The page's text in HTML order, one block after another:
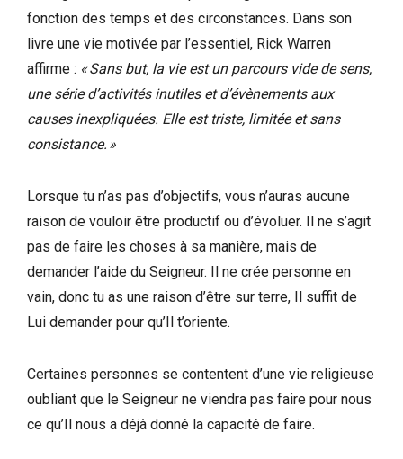
fonction des temps et des circonstances. Dans son
livre une vie motivée par l’essentiel, Rick Warren
affirme : « Sans but, la vie est un parcours vide de sens,
une série d’activités inutiles et d’évènements aux
causes inexpliquées. Elle est triste, limitée et sans
consistance. »
Lorsque tu n’as pas d’objectifs, vous n’auras aucune
raison de vouloir être productif ou d’évoluer. Il ne s’agit
pas de faire les choses à sa manière, mais de
demander l’aide du Seigneur. Il ne crée personne en
vain, donc tu as une raison d’être sur terre, Il suffit de
Lui demander pour qu’Il t’oriente.
Certaines personnes se contentent d’une vie religieuse
oubliant que le Seigneur ne viendra pas faire pour nous
ce qu’Il nous a déjà donné la capacité de faire.